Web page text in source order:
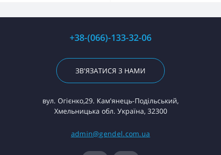
+38-(066)-133-32-06
ЗВ'ЯЗАТИСЯ З НАМИ
вул. Огієнко,29. Кам'янець-Подільський,
Хмельницька обл. Україна, 32300
admin@gendel.com.ua